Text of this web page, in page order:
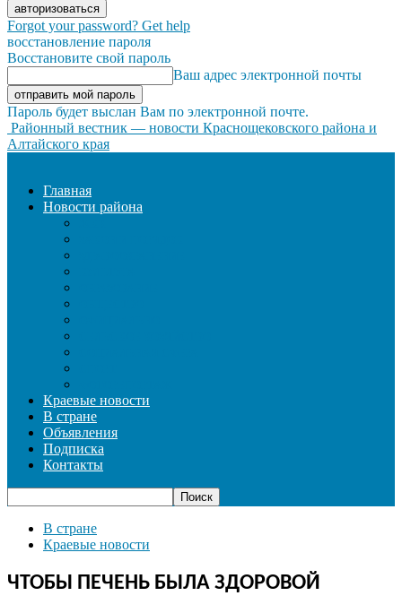
Forgot your password? Get help
восстановление пароля
Восстановите свой пароль
Ваш адрес электронной почты
Пароль будет выслан Вам по электронной почте.
Районный вестник — новости Краснощековского района и
Алтайского края
Главная
Новости района
Краевые новости
В стране
Объявления
Подписка
Контакты
В стране
Краевые новости
ЧТОБЫ ПЕЧЕНЬ БЫЛА ЗДОРОВОЙ